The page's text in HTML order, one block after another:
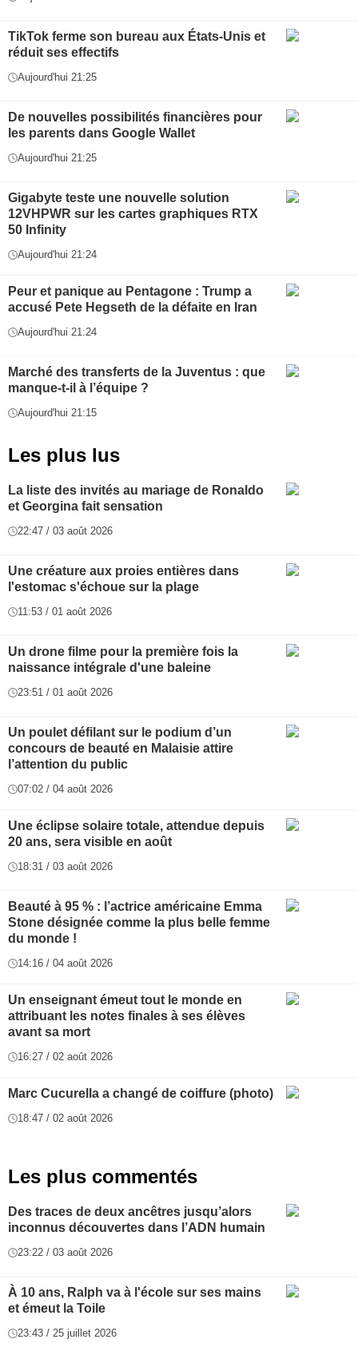
TikTok ferme son bureau aux États-Unis et
réduit ses effectifs
Aujourd'hui 21:25
De nouvelles possibilités financières pour
les parents dans Google Wallet
Aujourd'hui 21:25
Gigabyte teste une nouvelle solution
12VHPWR sur les cartes graphiques RTX
50 Infinity
Aujourd'hui 21:24
Peur et panique au Pentagone : Trump a
accusé Pete Hegseth de la défaite en Iran
Aujourd'hui 21:24
Marché des transferts de la Juventus : que
manque-t-il à l’équipe ?
Aujourd'hui 21:15
Les plus lus
La liste des invités au mariage de Ronaldo
et Georgina fait sensation
22:47 / 03 août 2026
Une créature aux proies entières dans
l'estomac s'échoue sur la plage
11:53 / 01 août 2026
Un drone filme pour la première fois la
naissance intégrale d'une baleine
23:51 / 01 août 2026
Un poulet défilant sur le podium d’un
concours de beauté en Malaisie attire
l’attention du public
07:02 / 04 août 2026
Une éclipse solaire totale, attendue depuis
20 ans, sera visible en août
18:31 / 03 août 2026
Beauté à 95 % : l’actrice américaine Emma
Stone désignée comme la plus belle femme
du monde !
14:16 / 04 août 2026
Un enseignant émeut tout le monde en
attribuant les notes finales à ses élèves
avant sa mort
16:27 / 02 août 2026
Marc Cucurella a changé de coiffure (photo)
18:47 / 02 août 2026
Les plus commentés
Des traces de deux ancêtres jusqu’alors
inconnus découvertes dans l’ADN humain
23:22 / 03 août 2026
À 10 ans, Ralph va à l'école sur ses mains
et émeut la Toile
23:43 / 25 juillet 2026